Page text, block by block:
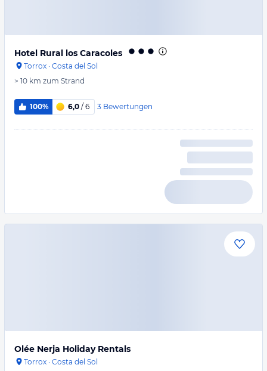
Hotel Rural los Caracoles
Torrox · Costa del Sol
> 10 km zum Strand
100% 6,0 / 6 3 Bewertungen
Olée Nerja Holiday Rentals
Torrox · Costa del Sol